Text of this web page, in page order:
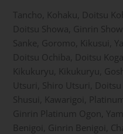
Tancho, Kohaku, Doitsu
Doitsu Showa, Ginrin
Sanke, Goromo, Kikusui,
Doitsu Ochiba, Doitsu
Kikukuryu, Kikukuryu,
Utsuri, Shiro Utsuri,
Shusui, Kawarigoi,
Ginrin Platinum Ogon,
Benigoi, Ginrin Benigoi,